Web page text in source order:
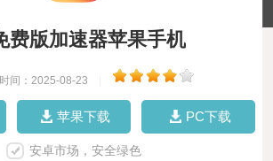
费版加速器苹果手机
时间：2025-08-23
苹果下载 PC下载
安卓市场，安全绿色